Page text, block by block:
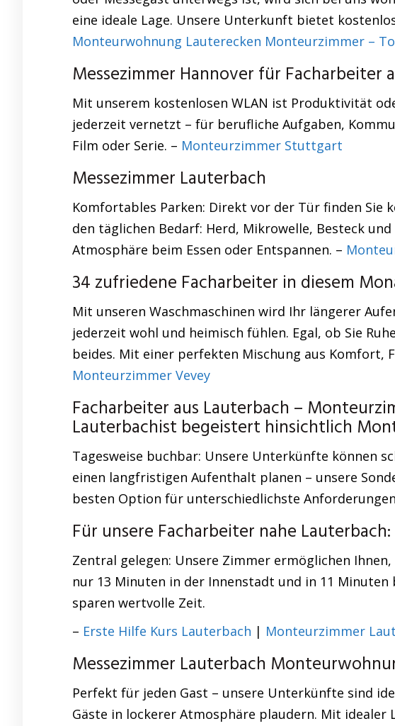
eine ideale Lage. Unsere Unterkunft bietet
Monteurwohnung Lauterecken Monteurzimmer –
Messezimmer Hannover für Facharbeiter
Mit unserem kostenlosen WLAN ist Produktivität
jederzeit vernetzt – für berufliche Aufgaben,
Film oder Serie. – Monteurzimmer Stuttgart
Messezimmer Lauterbach
Komfortables Parken: Direkt vor der Tür finden Sie
den täglichen Bedarf: Herd, Mikrowelle, Besteck
Atmosphäre beim Essen oder Entspannen. –
34 zufriedene Facharbeiter in diesem
Mit unseren Waschmaschinen wird Ihr längerer
jederzeit wohl und heimisch fühlen. Egal, ob Sie
beides. Mit einer perfekten Mischung aus Komfort,
Monteurzimmer Vevey
Facharbeiter aus Lauterbach –
Lauterbachist begeistert hinsichtlich
Tagesweise buchbar: Unsere Unterkünfte können
einen langfristigen Aufenthalt planen – unsere
besten Option für unterschiedlichste
Für unsere Facharbeiter nahe
Zentral gelegen: Unsere Zimmer ermöglichen
nur 13 Minuten in der Innenstadt und in 11 Minuten
sparen wertvolle Zeit.
– Erste Hilfe Kurs Lauterbach | Monteurzimmer
Messezimmer Lauterbach
Perfekt für jeden Gast – unsere Unterkünfte sind
Gäste in lockerer Atmosphäre plaudern. Mit